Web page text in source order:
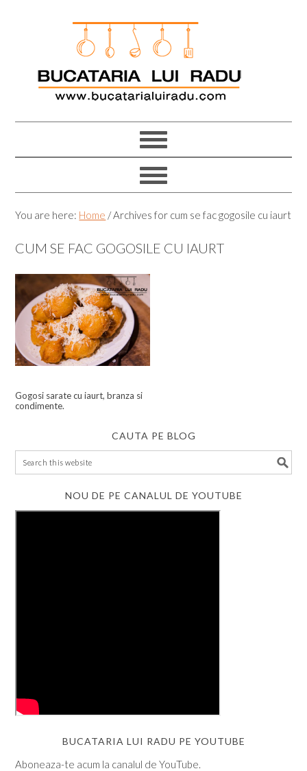
You are here: Home /Archives for cum se fac gogosile cu iaurt
CUM SE FAC GOGOSILE CU IAURT
Gogosi sarate cu iaurt, branza si
condimente.
CAUTA PE BLOG
NOU DE PE CANALUL DE YOUTUBE
BUCATARIA LUI RADU PE YOUTUBE
Aboneaza-te acum la canalul de YouTube.